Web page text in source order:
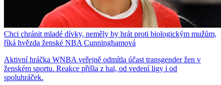
Chci chránit mladé dívky, neměly by hrát proti biologickým mužům,
říká hvězda ženské NBA Cunninghamová
Aktivní hráčka WNBA veřejně odmítla účast transgender žen v
ženském sportu. Reakce přišla z hal, od vedení ligy i od
spoluhráček.